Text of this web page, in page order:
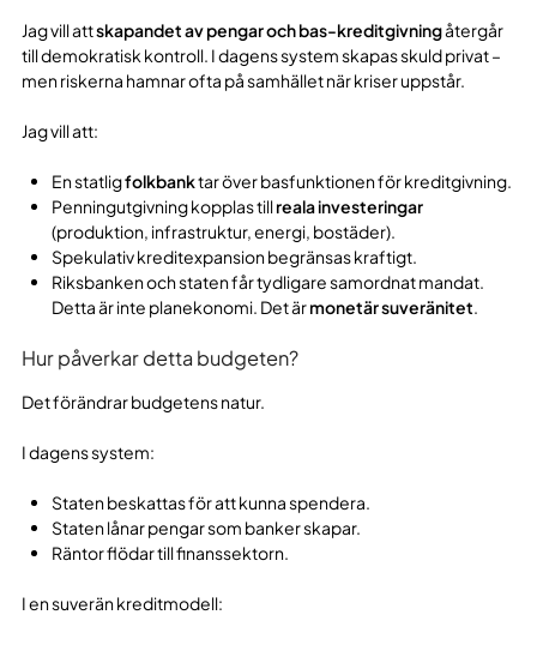
Jag vill attskapandet av pengar och bas-kreditgivningåtergår
till demokratisk kontroll. I dagens system skapas skuld privat –
men riskerna hamnar ofta på samhället när kriser uppstår.
Jag vill att:
En statligfolkbanktar över basfunktionen för kreditgivning.
Penningutgivning kopplas tillreala investeringar
(produktion, infrastruktur, energi, bostäder).
Spekulativ kreditexpansion begränsas kraftigt.
Riksbanken och staten får tydligare samordnat mandat.
Detta är inte planekonomi. Det ärmonetär suveränitet.
Hur påverkar detta budgeten?
Det förändrar budgetens natur.
I dagens system:
Staten beskattas för att kunna spendera.
Staten lånar pengar som banker skapar.
Räntor flödar till finanssektorn.
I en suverän kreditmodell: